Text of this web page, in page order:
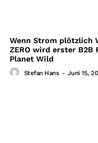
Wenn Strom plötzlich
ZERO wird erster
Planet Wild
Stefan Hans - Juni 15,